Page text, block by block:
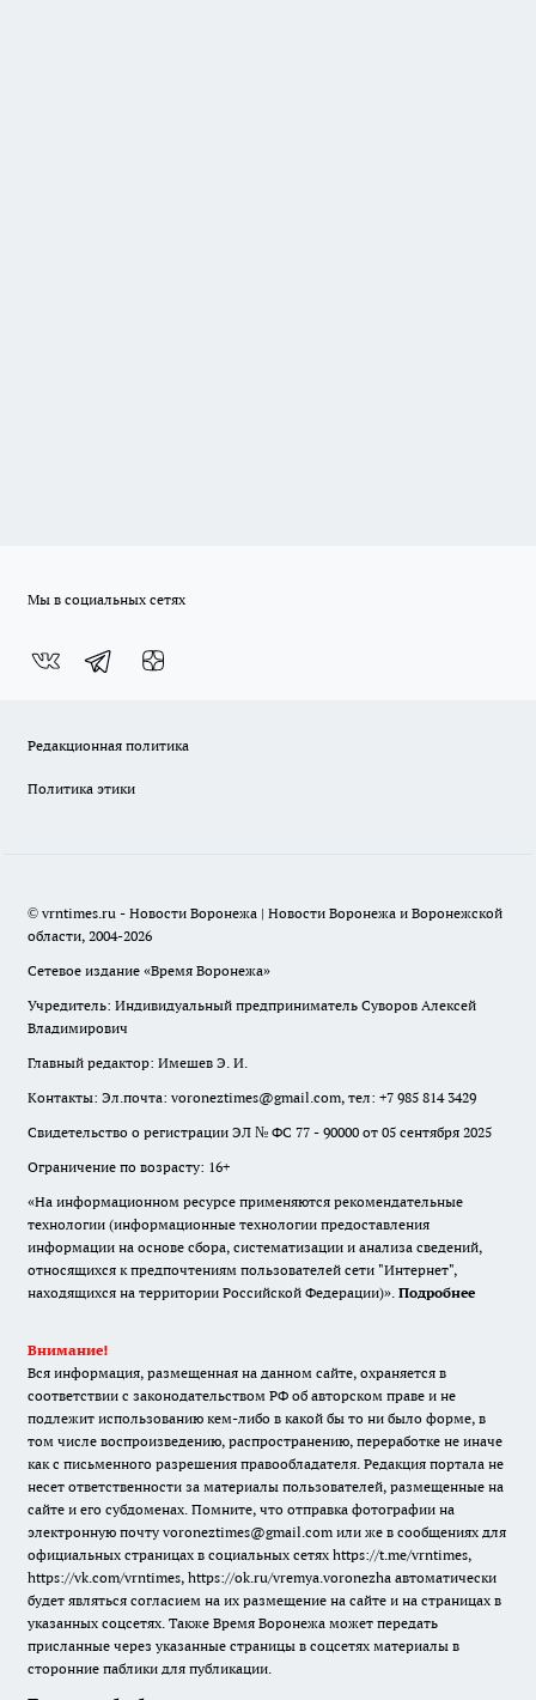
Мы в социальных сетях
Редакционная политика
Политика этики
© vrntimes.ru - Новости Воронежа | Новости Воронежа и Воронежской
области, 2004-2026
Сетевое издание «Время Воронежа»
Учредитель: Индивидуальный предприниматель Суворов Алексей
Владимирович
Главный редактор: Имешев Э. И.
Контакты: Эл.почта: voroneztimes@gmail.com, тел: +7 985 814 3429
Свидетельство о регистрации ЭЛ № ФС 77 - 90000 от 05 сентября 2025
Ограничение по возрасту: 16+
«На информационном ресурсе применяются рекомендательные
технологии (информационные технологии предоставления
информации на основе сбора, систематизации и анализа сведений,
относящихся к предпочтениям пользователей сети "Интернет",
находящихся на территории Российской Федерации)». Подробнее
Внимание!
Вся информация, размещенная на данном сайте, охраняется в
соответствии с законодательством РФ об авторском праве и не
подлежит использованию кем-либо в какой бы то ни было форме, в
том числе воспроизведению, распространению, переработке не иначе
как с письменного разрешения правообладателя. Редакция портала не
несет ответственности за материалы пользователей, размещенные на
сайте и его субдоменах. Помните, что отправка фотографии на
электронную почту voroneztimes@gmail.com или же в сообщениях для
официальных страницах в социальных сетях https://t.me/vrntimes,
https://vk.com/vrntimes, https://ok.ru/vremya.voronezha автоматически
будет являться согласием на их размещение на сайте и на страницах в
указанных соцсетях. Также Время Воронежа может передать
присланные через указанные страницы в соцсетях материалы в
сторонние паблики для публикации.